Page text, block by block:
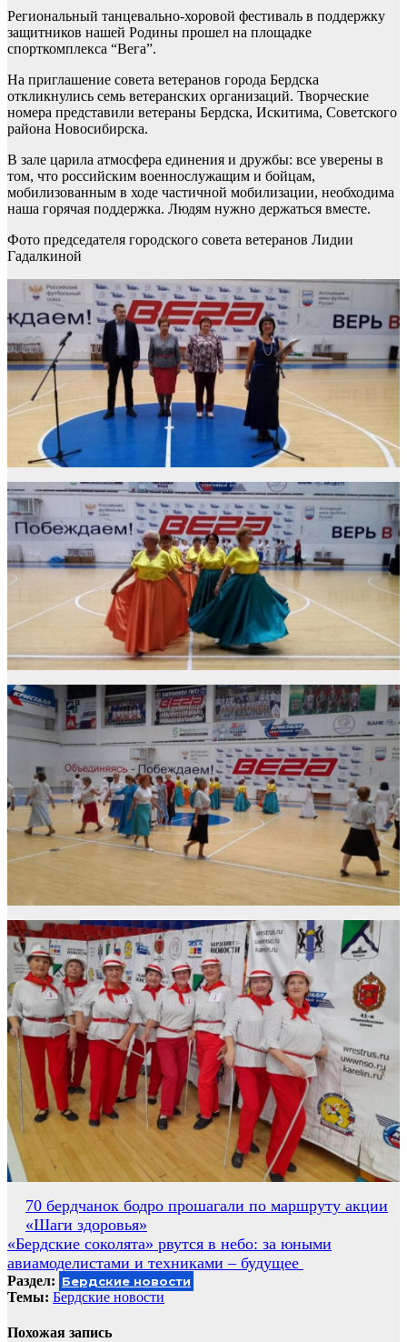
Региональный танцевально-хоровой фестиваль в поддержку
защитников нашей Родины прошел на площадке
спорткомплекса “Вега”.
На приглашение совета ветеранов города Бердска
откликнулись семь ветеранских организаций. Творческие
номера представили ветераны Бердска, Искитима, Советского
района Новосибирска.
В зале царила атмосфера единения и дружбы: все уверены в
том, что российским военнослужащим и бойцам,
мобилизованным в ходе частичной мобилизации, необходима
наша горячая поддержка. Людям нужно держаться вместе.
Фото председателя городского совета ветеранов Лидии
Гадалкиной
Навигация
по
записям
70 бердчанок бодро прошагали по маршруту акции
«Шаги здоровья»
«Бердские соколята» рвутся в небо: за юными
авиамоделистами и техниками – будущее
Раздел: Бердские новости
Темы: Бердские новости
Похожая запись